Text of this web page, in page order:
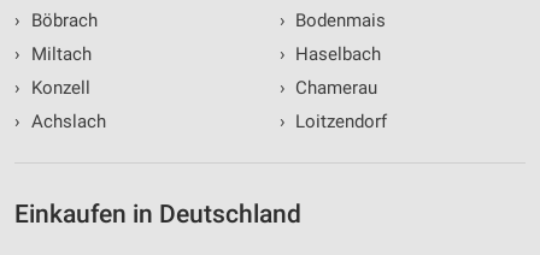
›
Böbrach
›
Miltach
›
Konzell
› Achslach
› Bodenmais
› Haselbach
› Chamerau
› Loitzendorf
Einkaufen in Deutschland